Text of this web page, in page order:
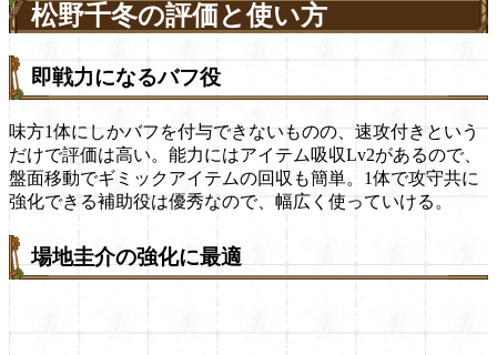
松野千冬の評価と使い方
即戦力になるバフ役
味方1体にしかバフを付与できないものの、速攻付きという
だけで評価は高い。能力にはアイテム吸収Lv2があるので、
盤面移動でギミックアイテムの回収も簡単。1体で攻守共に
強化できる補助役は優秀なので、幅広く使っていける。
場地圭介の強化に最適